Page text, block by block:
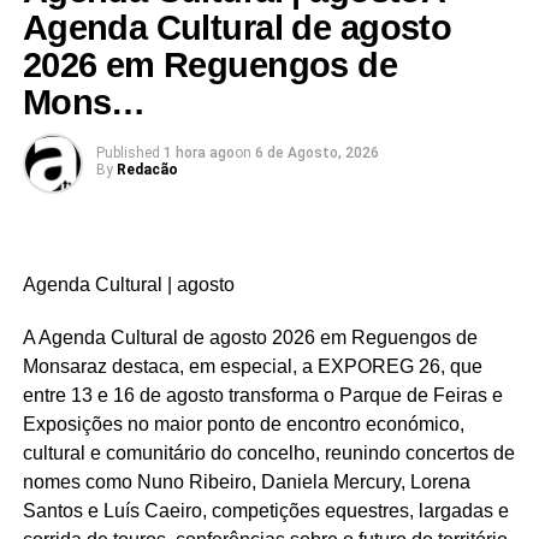
Link no Facebook
Facebook
Mastodon
Agenda Cultural de agosto
2026 em Reguengos de
Mons…
Published 1 hora agoon 6 de Agosto, 2026
By Redacão
Agenda Cultural | agosto
A Agenda Cultural de agosto 2026 em Reguengos de
Monsaraz destaca, em especial, a EXPOREG 26, que
entre 13 e 16 de agosto transforma o Parque de Feiras e
Exposições no maior ponto de encontro económico,
cultural e comunitário do concelho, reunindo concertos de
nomes como Nuno Ribeiro, Daniela Mercury, Lorena
Santos e Luís Caeiro, competições equestres, largadas e